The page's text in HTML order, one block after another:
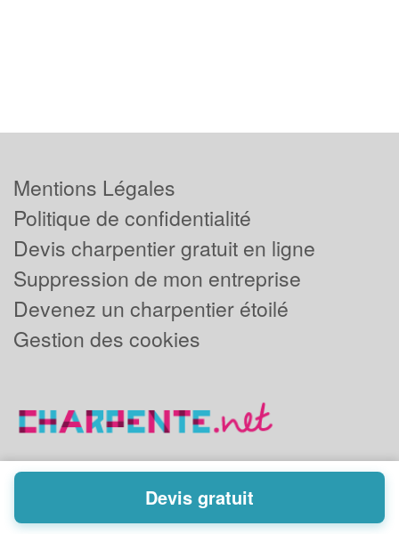
Mentions Légales
Politique de confidentialité
Devis charpentier gratuit en ligne
Suppression de mon entreprise
Devenez un charpentier étoilé
Gestion des cookies
Powered byPlus que pro
Devis gratuit